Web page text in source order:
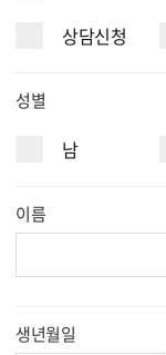
상담신청
성별
남
이름
생년월일
세일즈 컨설턴
전시장 찾기
인증 중고차
뉴스/이벤트
서비스